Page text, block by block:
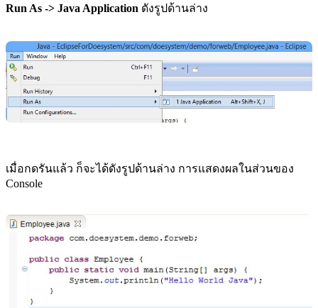
Run As -> Java Application ดังรูปด้านล่าง
เมื่อกดรันแล้ว ก็จะได้ดังรูปด้านล่าง การแสดงผลในส่วนของ
Console